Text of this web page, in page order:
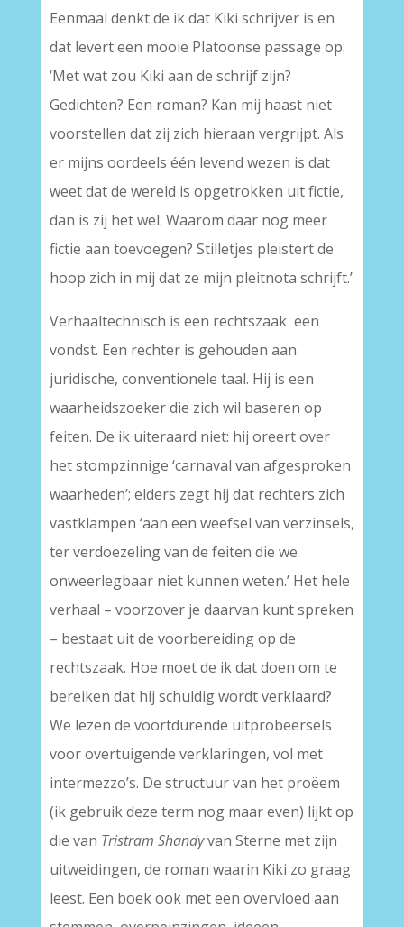
Eenmaal denkt de ik dat Kiki schrijver is en
dat levert een mooie Platoonse passage op:
‘Met wat zou Kiki aan de schrijf zijn?
Gedichten? Een roman? Kan mij haast niet
voorstellen dat zij zich hieraan vergrijpt. Als
er mijns oordeels één levend wezen is dat
weet dat de wereld is opgetrokken uit fictie,
dan is zij het wel. Waarom daar nog meer
fictie aan toevoegen? Stilletjes pleistert de
hoop zich in mij dat ze mijn pleitnota schrijft.’
Verhaaltechnisch is een rechtszaak een
vondst. Een rechter is gehouden aan
juridische, conventionele taal. Hij is een
waarheidszoeker die zich wil baseren op
feiten. De ik uiteraard niet: hij oreert over
het stompzinnige ‘carnaval van afgesproken
waarheden’; elders zegt hij dat rechters zich
vastklampen ‘aan een weefsel van verzinsels,
ter verdoezeling van de feiten die we
onweerlegbaar niet kunnen weten.’ Het hele
verhaal – voorzover je daarvan kunt spreken
– bestaat uit de voorbereiding op de
rechtszaak. Hoe moet de ik dat doen om te
bereiken dat hij schuldig wordt verklaard?
We lezen de voortdurende uitprobeersels
voor overtuigende verklaringen, vol met
intermezzo’s. De structuur van het proëem
(ik gebruik deze term nog maar even) lijkt op
die van Tristram Shandyvan Sterne met zijn
uitweidingen, de roman waarin Kiki zo graag
leest. Een boek ook met een overvloed aan